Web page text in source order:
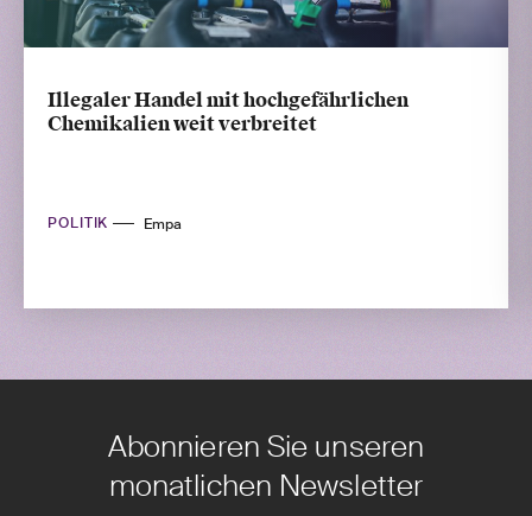
Illegaler Handel mit hochgefährlichen
Chemikalien weit verbreitet
POLITIK Empa
Abonnieren Sie unseren
monatlichen Newsletter